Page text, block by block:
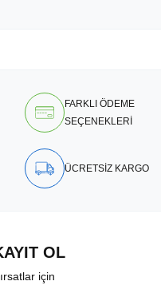
FARKLI ÖDEME
SEÇENEKLERİ
ÜCRETSİZ KARGO
OL
için